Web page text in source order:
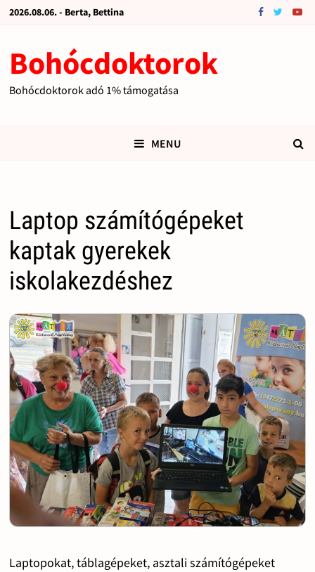
2026.08.06. - Berta, Bettina
Bohócdoktorok
Bohócdoktorok adó 1% támogatása
MENU
Laptop számítógépeket
kaptak gyerekek
iskolakezdéshez
Laptopokat, táblagépeket, asztali számítógépeket